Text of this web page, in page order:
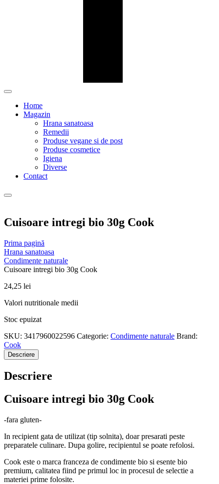
Home
Magazin
Hrana sanatoasa
Remedii
Produse vegane si de post
Produse cosmetice
Igiena
Diverse
Contact
Cuisoare intregi bio 30g Cook
Prima pagină
Hrana sanatoasa
Condimente naturale
Cuisoare intregi bio 30g Cook
24,25 lei
Valori nutritionale medii
Stoc epuizat
SKU: 3417960022596 Categorie: Condimente naturale Brand:
Cook
Descriere
Descriere
Cuisoare intregi bio 30g Cook
-fara gluten-
In recipient gata de utilizat (tip solnita), doar presarati peste
preparatele culinare. Dupa golire, recipientul se poate refolosi.
Cook este o marca franceza de condimente bio si esente bio
premium, calitatea fiind pe primul loc in procesul de selectie a
materiei prime folosite.